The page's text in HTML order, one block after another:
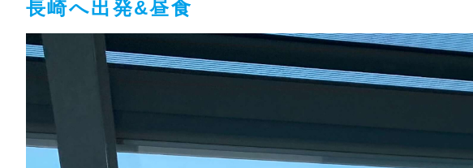
長崎へ出発&昼食